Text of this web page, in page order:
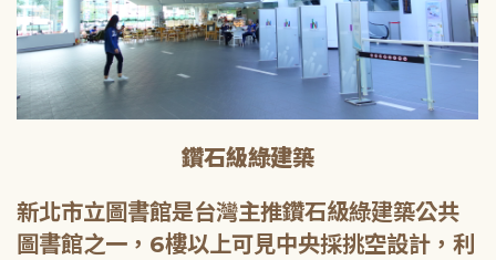
鑽石級綠建築
新北市立圖書館是台灣主推鑽石級綠建築公共
圖書館之一，6樓以上可見中央採挑空設計，利